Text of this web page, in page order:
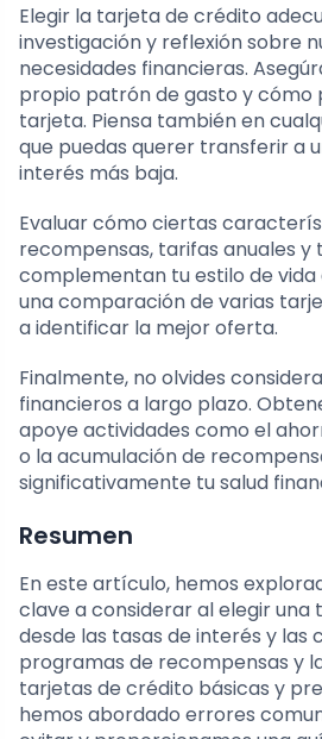
Elegir la tarjeta de crédito
investigación y reflexión sobre
necesidades financieras.
propio patrón de gasto y cómo
tarjeta. Piensa también en
que puedas querer transferir a
interés más baja.
Evaluar cómo ciertas
recompensas, tarifas anuales y
complementan tu estilo de vida
una comparación de varias
a identificar la mejor oferta.
Finalmente, no olvides
financieros a largo plazo.
apoye actividades como el
o la acumulación de
significativamente tu salud
Resumen
En este artículo, hemos
clave a considerar al elegir una
desde las tasas de interés y las
programas de recompensas y
tarjetas de crédito básicas y
hemos abordado errores